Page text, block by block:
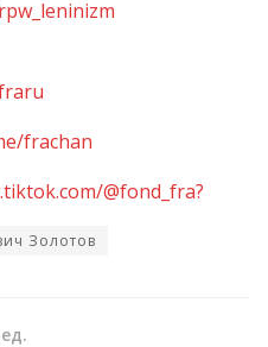
frachan
@fond_fra?
Золотов